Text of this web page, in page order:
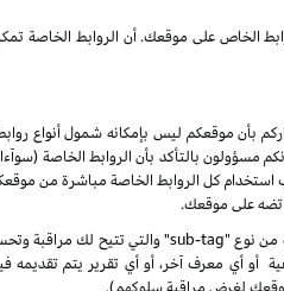
الخاص على موقعك. أن الروابط
بأن موقعكم ليس بإمكانه شمول أنواع
بالتأكد بأن الروابط الخاصة (سوآءا
استخدام كل الروابط الخاصة مباشرة من
تضه على موقعك.
أي معرف آخر، أو أي تقرير يتم تقديمه